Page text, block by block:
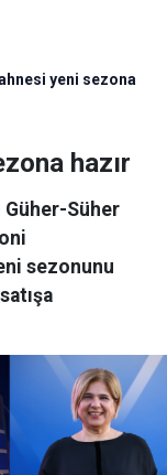
yeni sezona
hazır
Güher-Süher
sezonunu